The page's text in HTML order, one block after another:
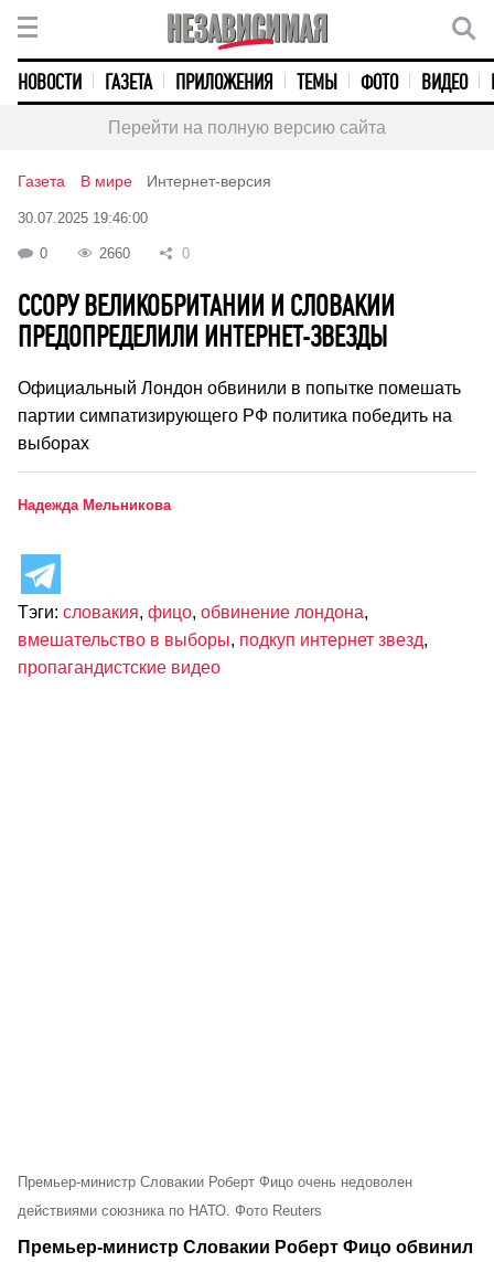
НОВОСТИ ГАЗЕТА ПРИЛОЖЕНИЯ ТЕМЫ ФОТО ВИДЕО
Перейти на полную версию сайта
Газета В мире Интернет-версия
30.07.2025 19:46:00
0 2660 0
ССОРУ ВЕЛИКОБРИТАНИИ И СЛОВАКИИ
ПРЕДОПРЕДЕЛИЛИ ИНТЕРНЕТ-ЗВЕЗДЫ
Официальный Лондон обвинили в попытке помешать
партии симпатизирующего РФ политика победить на
выборах
Надежда Мельникова
Тэги: словакия, фицо, обвинение лондона,
вмешательство в выборы, подкуп интернет звезд,
пропагандистские видео
Премьер-министр Словакии Роберт Фицо очень недоволен
действиями союзника по НАТО. Фото Reuters
Премьер-министр Словакии Роберт Фицо обвинил